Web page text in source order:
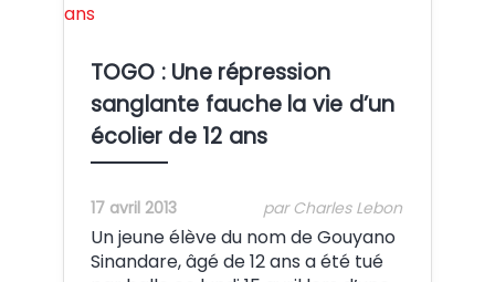
TOGO : Une répression
sanglante fauche la vie d’un
écolier de 12 ans
17 avril 2013 par Charles Lebon
Un jeune élève du nom de Gouyano
Sinandare, âgé de 12 ans a été tué